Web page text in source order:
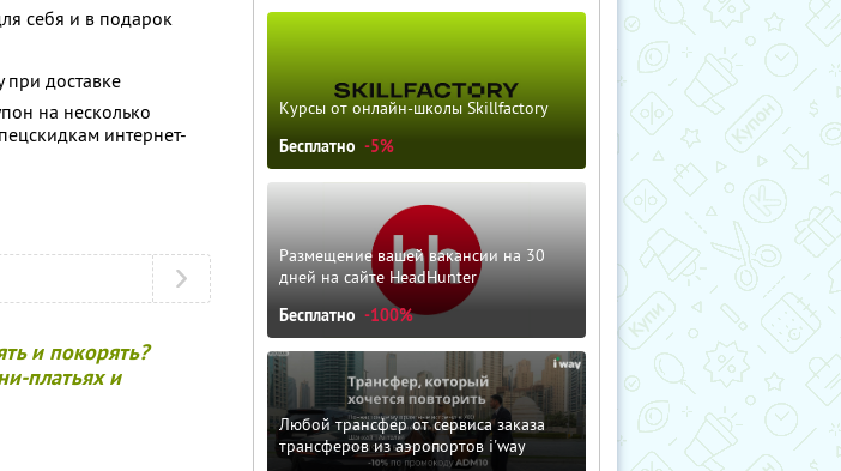
себя и в подарок
при доставке
на несколько
интернет-
и покорять?
платьях и
Курсы от онлайн-школы Skillfactory
Бесплатно -5%
Размещение вашей вакансии на 30
дней на сайте HeadHunter
Бесплатно -100%
Любой трансфер от сервиса заказа
трансферов из аэропортов i'way